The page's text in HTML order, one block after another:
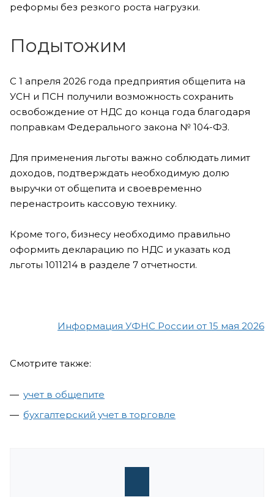
реформы без резкого роста нагрузки.
Подытожим
С 1 апреля 2026 года предприятия общепита на
УСН и ПСН получили возможность сохранить
освобождение от НДС до конца года благодаря
поправкам Федерального закона № 104-ФЗ.
Для применения льготы важно соблюдать лимит
доходов, подтверждать необходимую долю
выручки от общепита и своевременно
перенастроить кассовую технику.
Кроме того, бизнесу необходимо правильно
оформить декларацию по НДС и указать код
льготы 1011214 в разделе 7 отчетности.
Информация УФНС России от 15 мая 2026
Смотрите также:
учет в общепите
бухгалтерский учет в торговле